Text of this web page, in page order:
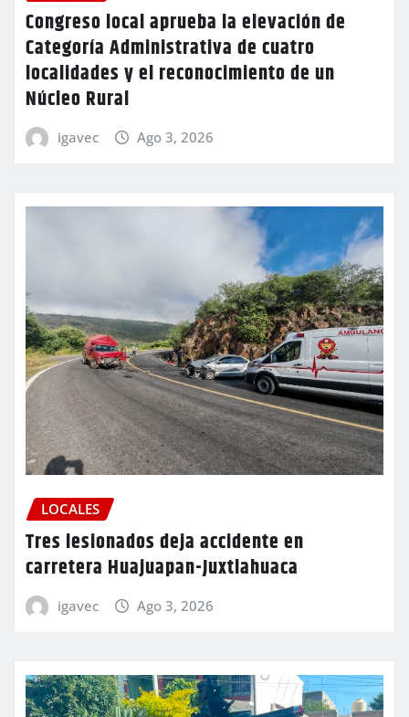
Congreso local aprueba la elevación de
Categoría Administrativa de cuatro
localidades y el reconocimiento de un
Núcleo Rural
igavec Ago 3, 2026
LOCALES
Tres lesionados deja accidente en
carretera Huajuapan-Juxtlahuaca
igavec Ago 3, 2026